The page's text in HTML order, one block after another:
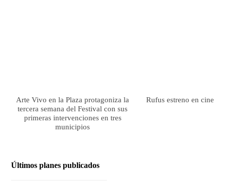
Arte Vivo en la Plaza protagoniza la
tercera semana del Festival con sus
primeras intervenciones en tres
municipios
Rufus estreno en cines
Últimos planes publicados